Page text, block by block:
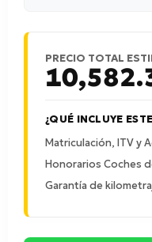
PRECIO TOTAL
¿QUÉ INCLUYE
Matriculación, ITV y
Honorarios Coches
Garantía de